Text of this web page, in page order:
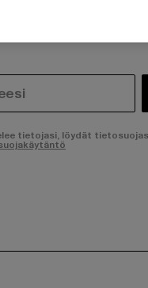
tietojasi, löydät